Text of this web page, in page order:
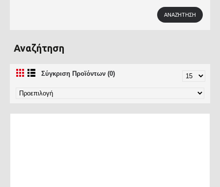
Αναζήτηση
Σύγκριση Προϊόντων (0)